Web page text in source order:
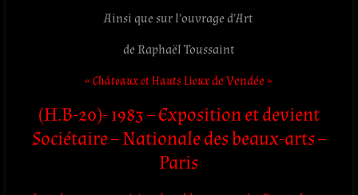
Ainsi que sur l’ouvrage d’Art
de Raphaël Toussaint
«Châteaux et Hauts Lieuxde Vendée »
(H.B-20)- 1983 – Exposition et devient
Sociétaire – Nationale des beaux-arts –
Paris